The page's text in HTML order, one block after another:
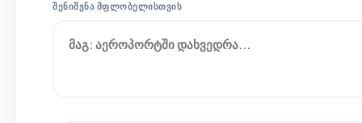
ᲨᲔᲜᲘᲨᲕᲜᲐ ᲛᲤᲚᲝᲑᲔᲚᲘᲡᲗᲕᲘᲡ